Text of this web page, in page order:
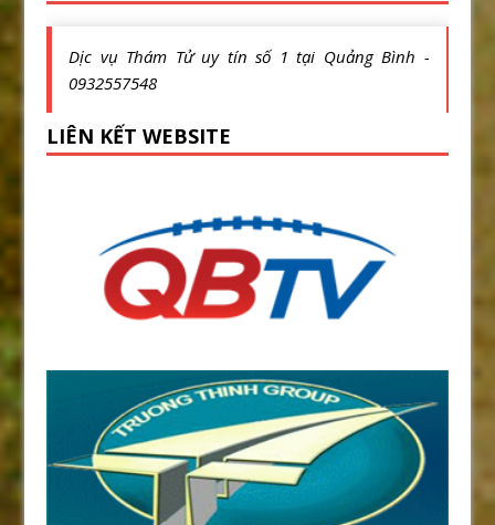
Dịc vụ Thám Tử uy tín số 1 tại Quảng Bình -
0932557548
LIÊN KẾT WEBSITE